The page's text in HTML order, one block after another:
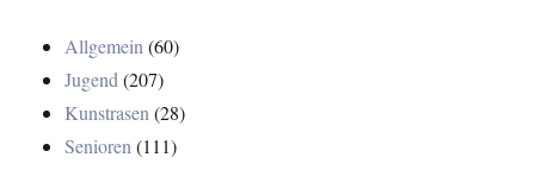
Allgemein(60)
Jugend(207)
Kunstrasen(28)
Senioren(111)